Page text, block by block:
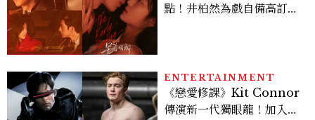
點！井柏然為戲自備高訂，
ENTERTAINMENT
《戀愛修課》Kit Connor
傳演新一代獨眼龍！加入新